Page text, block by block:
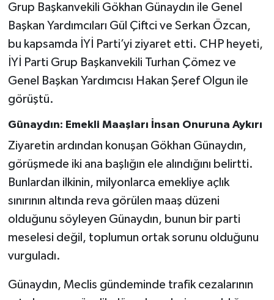
Grup Başkanvekili Gökhan Günaydın ile Genel
Başkan Yardımcıları Gül Çiftci ve Serkan Özcan,
bu kapsamda İYİ Parti’yi ziyaret etti. CHP heyeti,
İYİ Parti Grup Başkanvekili Turhan Çömez ve
Genel Başkan Yardımcısı Hakan Şeref Olgun ile
görüştü.
Günaydın: Emekli Maaşları İnsan Onuruna Aykırı
Ziyaretin ardından konuşan Gökhan Günaydın,
görüşmede iki ana başlığın ele alındığını belirtti.
Bunlardan ilkinin, milyonlarca emekliye açlık
sınırının altında reva görülen maaş düzeni
olduğunu söyleyen Günaydın, bunun bir parti
meselesi değil, toplumun ortak sorunu olduğunu
vurguladı.
Günaydın, Meclis gündeminde trafik cezalarının